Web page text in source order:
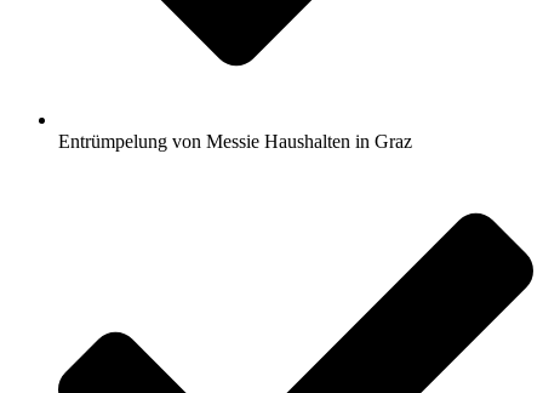
Entrümpelung von Messie Haushalten in Graz